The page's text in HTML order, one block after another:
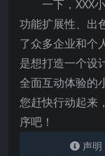
一下，XXX
功能扩展性、出
了众多企业和个
是想打造一个设
全面互动体验的
您赶快行动起来
序吧！
声明